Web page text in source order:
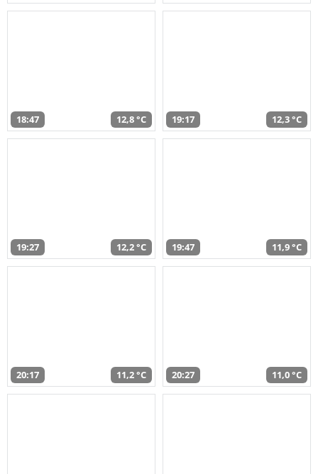
18:47 12,8 °C 19:17 12,3 °C
19:27 12,2 °C 19:47 11,9 °C
20:17 11,2 °C 20:27 11,0 °C